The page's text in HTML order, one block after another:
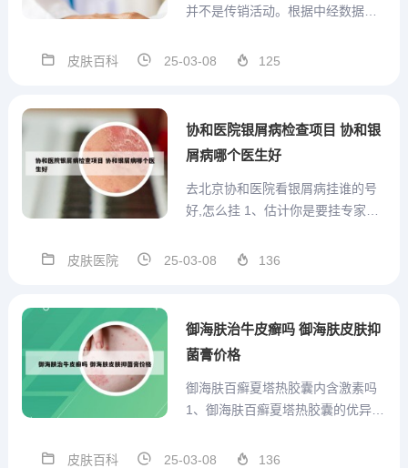
并不是传销活动。根据中经数据官
佐力药业股份有限公司生产的产
销活动。该产品作为一种中药制
用...
皮肤百科 25-03-08 125
协和医院银屑病检查项目 协和银
屑病哪个医生好
去北京协和医院看银屑病挂谁的号
好,怎么挂 1、估计你是要挂专家
科室专家号，一般来说挂号费越
的医院，北京协和医院皮肤科是一
皮肤医院 25-03-08 136
御海肤治牛皮癣吗 御海肤皮肤抑
菌膏价格
御海肤百癣夏塔热胶囊内含激素吗
1、御海肤百癣夏塔热胶囊的优异性
者的认可。其不含激素的特性，使
皮肤百科 25-03-08 136